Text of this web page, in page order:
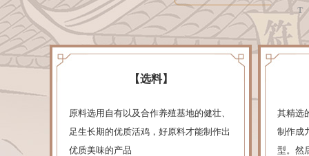
【选料】
原料选用自有以及合作养殖基地的健壮、
足生长期的优质活鸡，好原料才能制作出
优质美味的产品
其精选
制作成
型。然